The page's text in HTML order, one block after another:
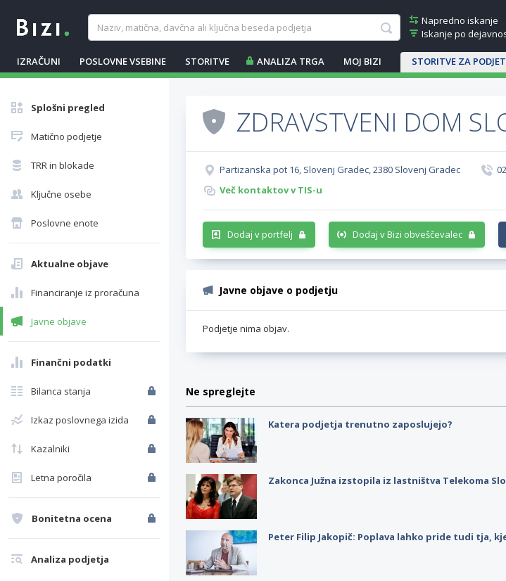
Napredno iskanje
Iskanje po
IZRAČUNI POSLOVNE VSEBINE STORITVE ANALIZA TRGA MOJ BIZI STORITVE ZA
Splošni pregled
Matično podjetje
TRR in blokade
Ključne osebe
Poslovne enote
Aktualne objave
Financiranje iz proračuna
Javne objave
Finančni podatki
Bilanca stanja
Izkaz poslovnega izida
Kazalniki
Letna poročila
Bonitetna ocena
Analiza podjetja
ZDRAVSTVENI DOM
Partizanska pot 16, Slovenj Gradec, 2380 Slovenj Gradec
Več kontaktov v TIS-u
Dodaj v portfelj Dodaj v Bizi obveščevalec
Javne objave o podjetju
Podjetje nima objav.
Ne spreglejte
Katera podjetja trenutno zaposlujejo?
Zakonca Južna izstopila iz lastništva Telekoma
Peter Filip Jakopič: Poplava lahko pride tudi tja,